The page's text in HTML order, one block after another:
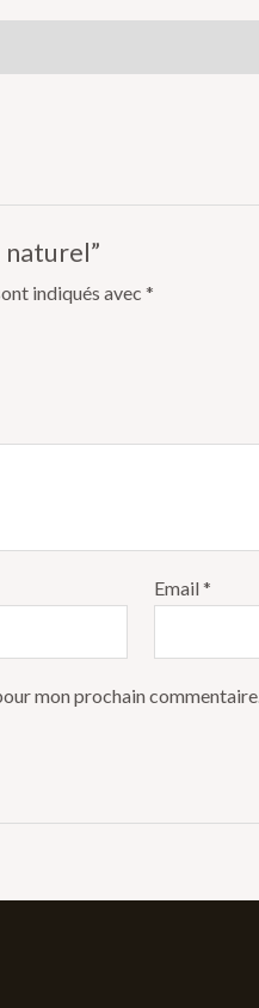
naturel”
indiqués avec *
Email*
mon prochain commentaire.